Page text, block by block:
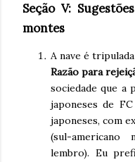
Seção V:
montes
A nave é
Razão para
sociedade que a
japoneses de
japoneses, com
(sul-
lembro). Eu